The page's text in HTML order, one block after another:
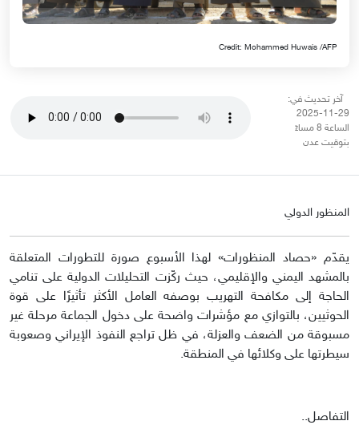
Credit: Mohammed Huwais /AFP
آخر تحديث في:
29-11-2025
الساعة 8 مساءً
بتوقيت عدن
المنظور الدولي
يقدّم «حصاد المنظورات» لهذا الأسبوع صورة للتطورات المتعلقة
بالمشهد اليمني والإقليمي، حيث ركّزت التحليلات الدولية على تنامي
الحاجة إلى مكافحة التهريب بوصفه العامل الأكثر تأثيرًا على قوة
الحوثيين، بالتوازي مع مؤشرات واضحة على دخول الجماعة مرحلة غير
مسبوقة من الضعف والعزلة، في ظل تراجع النفوذ الإيراني وصعوبة
سيطرتها على وكلائها في المنطقة.
التفاصل..